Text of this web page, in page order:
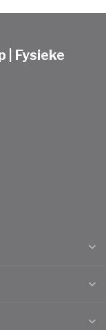
| Fysieke